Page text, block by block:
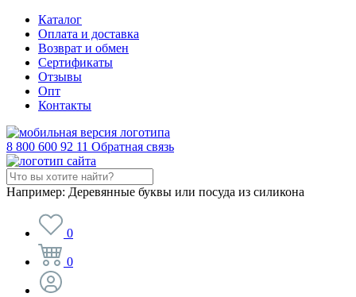
Каталог
Оплата и доставка
Возврат и обмен
Сертификаты
Отзывы
Опт
Контакты
8 800 600 92 11 Обратная связь
Например: Деревянные буквы или посуда из силикона
0
0